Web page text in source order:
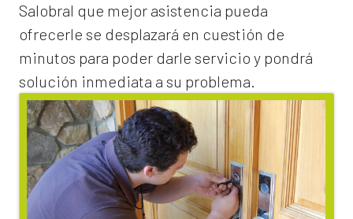
Salobral que mejor asistencia pueda
ofrecerle se desplazará en cuestión de
minutos para poder darle servicio y pondrá
solución inmediata a su problema.